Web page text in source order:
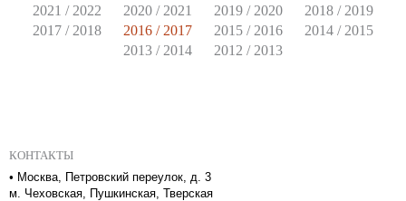
2021 / 2022
2020 / 2021 2019 / 2020
2018 / 2019
2017 / 2018
2016 / 2017 2015 / 2016
2014 / 2015
2013 / 2014
2012 / 2013
КОНТАКТЫ
• Москва, Петровский переулок, д. 3
м. Чеховская, Пушкинская, Тверская